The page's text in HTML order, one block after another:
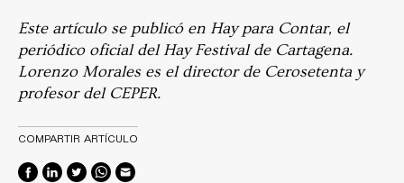
Este artículo se publicó en Hay para Contar, el
periódico oficial del Hay Festival de Cartagena.
Lorenzo Morales es el director de Cerosetenta y
profesor del CEPER.
COMPARTIR ARTÍCULO